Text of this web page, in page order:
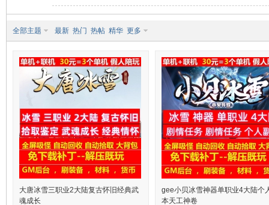
全部主题 最新 热门 热帖 精华 更多
大唐冰雪三职业2大陆复古怀旧经典武
魂成长
gee小贝冰雪神器单职业4大陆个
本天工神卷